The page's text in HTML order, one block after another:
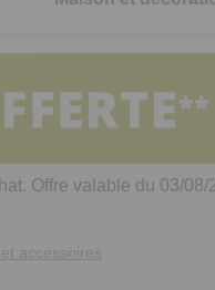
cuisine
de cuisine malins
intimité
Offre valable du 03/
accessoires